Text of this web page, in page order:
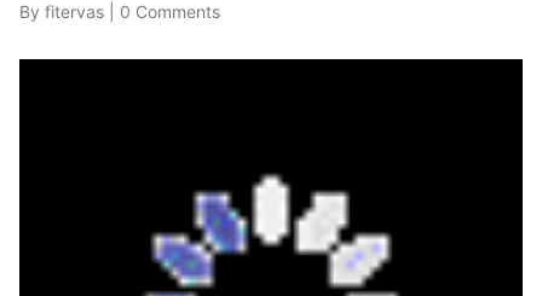
By fitervas 0 Comments